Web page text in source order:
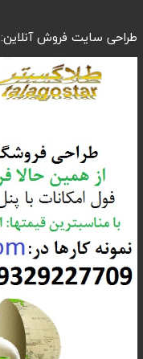
طراحی سایت فروش آنلاین: